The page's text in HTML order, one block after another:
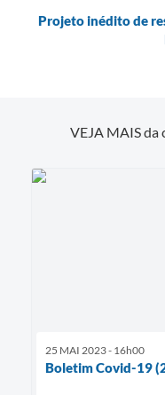
Projeto inédito de
VEJA MAIS da
25 MAI 2023 - 16h00
Boletim Covid-19